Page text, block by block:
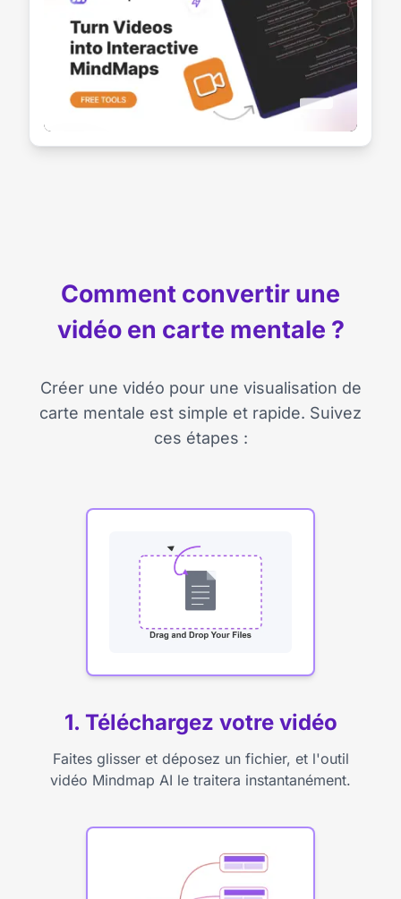
Comment convertir une
vidéo en carte mentale ?
Créer une vidéo pour une visualisation de
carte mentale est simple et rapide. Suivez
ces étapes :
1. Téléchargez votre vidéo
Faites glisser et déposez un fichier, et l'outil
vidéo Mindmap AI le traitera instantanément.